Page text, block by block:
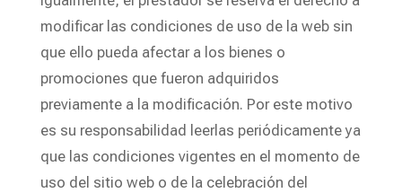
modificar las condiciones de uso de la web sin
que ello pueda afectar a los bienes o
promociones que fueron adquiridos
previamente a la modificación. Por este motivo
es su responsabilidad leerlas periódicamente ya
que las condiciones vigentes en el momento de
uso del sitio web o de la celebración del